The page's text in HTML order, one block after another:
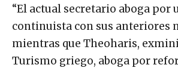
“El actual secretario aboga por
continuista con sus anteriores
mientras que Theoharis,
Turismo griego, aboga por